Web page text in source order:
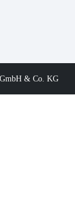
& Co. KG